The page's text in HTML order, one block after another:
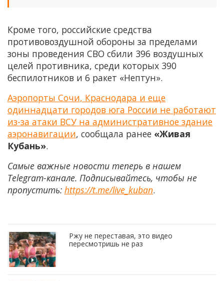
Кроме того, российские средства
противовоздушной обороны за пределами
зоны проведения СВО сбили 396 воздушных
целей противника, среди которых 390
беспилотников и 6 ракет «Нептун».
Аэропорты Сочи, Краснодара и еще
одиннадцати городов юга России не работают
из-за атаки ВСУ на административное здание
аэронавигации, сообщала ранее «Живая
Кубань».
Самые важные новости теперь в нашем
Telegram-канале. Подписывайтесь, чтобы не
пропустить: https://t.me/live_kuban.
Ржу не переставая, это видео
пересмотришь не раз